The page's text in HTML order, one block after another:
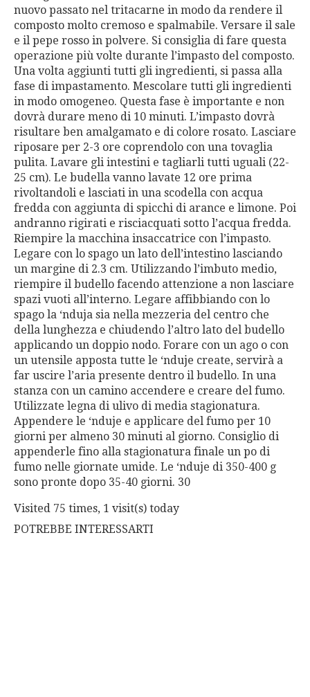
nuovo passato nel tritacarne in modo da rendere il
composto molto cremoso e spalmabile. Versare il sale
e il pepe rosso in polvere. Si consiglia di fare questa
operazione più volte durante l’impasto del composto.
Una volta aggiunti tutti gli ingredienti, si passa alla
fase di impastamento. Mescolare tutti gli ingredienti
in modo omogeneo. Questa fase è importante e non
dovrà durare meno di 10 minuti. L’impasto dovrà
risultare ben amalgamato e di colore rosato. Lasciare
riposare per 2-3 ore coprendolo con una tovaglia
pulita. Lavare gli intestini e tagliarli tutti uguali (22-
25 cm). Le budella vanno lavate 12 ore prima
rivoltandoli e lasciati in una scodella con acqua
fredda con aggiunta di spicchi di arance e limone. Poi
andranno rigirati e risciacquati sotto l’acqua fredda.
Riempire la macchina insaccatrice con l’impasto.
Legare con lo spago un lato dell’intestino lasciando
un margine di 2.3 cm. Utilizzando l’imbuto medio,
riempire il budello facendo attenzione a non lasciare
spazi vuoti all’interno. Legare affibbiando con lo
spago la ‘nduja sia nella mezzeria del centro che
della lunghezza e chiudendo l’altro lato del budello
applicando un doppio nodo. Forare con un ago o con
un utensile apposta tutte le ‘nduje create, servirà a
far uscire l’aria presente dentro il budello. In una
stanza con un camino accendere e creare del fumo.
Utilizzate legna di ulivo di media stagionatura.
Appendere le ‘nduje e applicare del fumo per 10
giorni per almeno 30 minuti al giorno. Consiglio di
appenderle fino alla stagionatura finale un po di
fumo nelle giornate umide. Le ‘nduje di 350-400 g
sono pronte dopo 35-40 giorni. 30
Visited 75 times, 1 visit(s) today
POTREBBE INTERESSARTI